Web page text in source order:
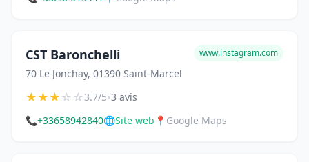
CST Baronchelli
70 Le Jonchay, 01390 Saint-Marcel
www.instagram.com
★★★☆☆3.7/5•3 avis
📞+33658942840🌐Site web 📍 Google Maps